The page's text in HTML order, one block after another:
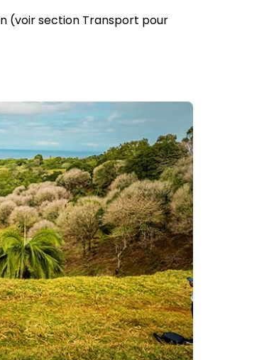
(voir section Transport pour